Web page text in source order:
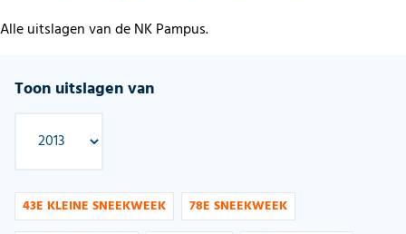
Alle uitslagen van de NK Pampus.
Toon uitslagen van
43E KLEINE SNEEKWEEK
78E SNEEKWEEK